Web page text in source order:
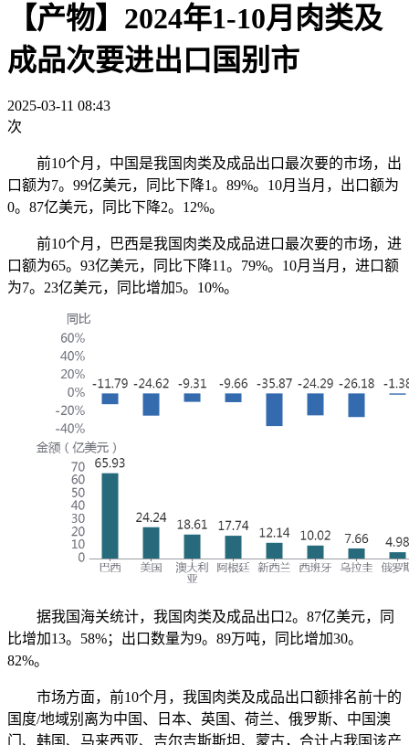
【产物】2024年1-10月肉类及
成品次要进出口国别市
2025-03-11 08:43
次
前10个月，中国是我国肉类及成品出口最次要的市场，出
口额为7。99亿美元，同比下降1。89%。10月当月，出口额为
0。87亿美元，同比下降2。12%。
前10个月，巴西是我国肉类及成品进口最次要的市场，进
口额为65。93亿美元，同比下降11。79%。10月当月，进口额
为7。23亿美元，同比增加5。10%。
据我国海关统计，我国肉类及成品出口2。87亿美元，同
比增加13。58%；出口数量为9。89万吨，同比增加30。
82%。
市场方面，前10个月，我国肉类及成品出口额排名前十的
国度/地域别离为中国、日本、英国、荷兰、俄罗斯、中国澳
门、韩国、马来西亚、吉尔吉斯斯坦、蒙古，合计占我国该产